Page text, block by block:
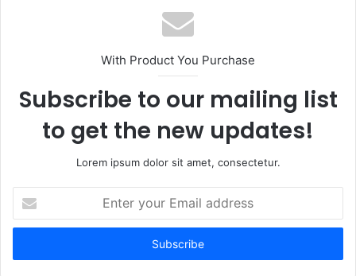
With Product You Purchase
Subscribe to our mailing list
to get the new updates!
Lorem ipsum dolor sit amet, consectetur.
your
Email